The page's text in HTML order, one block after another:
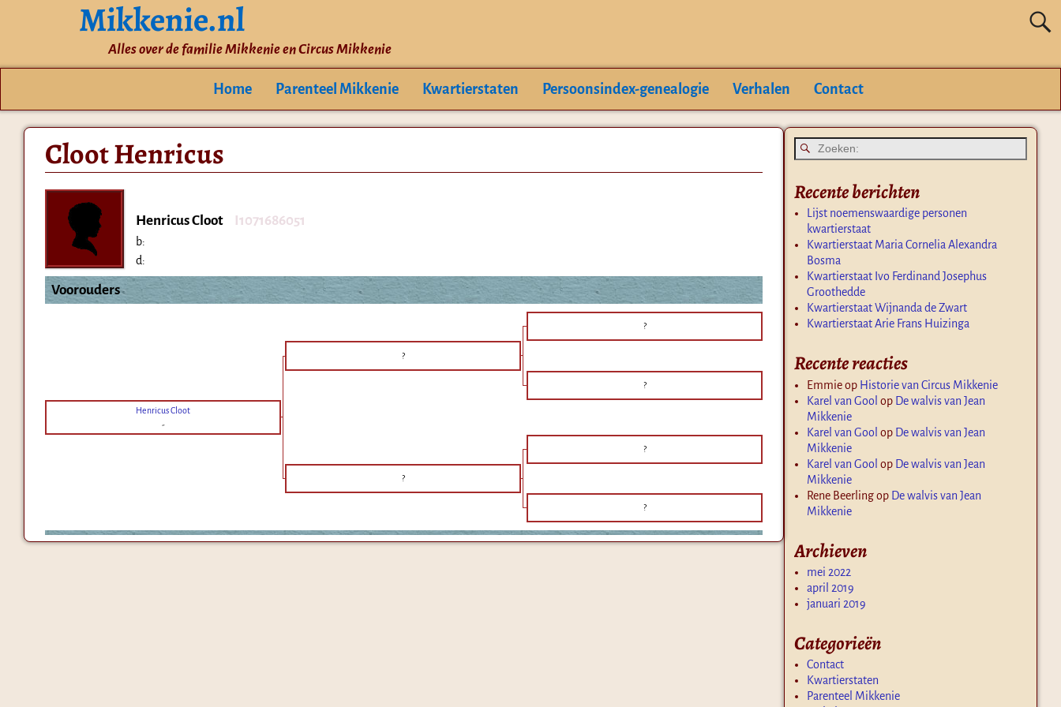
Mikkenie.nl
Alles over de familie Mikkenie en Circus Mikkenie
Home Parenteel Mikkenie Kwartierstaten Persoonsindex-genealogie Verhalen Contact
Cloot Henricus
Henricus Cloot I1071686051
b:
d:
Voorouders
?
?
?
Henricus Cloot
-
?
?
?
Recente berichten
Lijst noemenswaardige personen
kwartierstaat
Kwartierstaat Maria Cornelia Alexandra
Bosma
Kwartierstaat Ivo Ferdinand Josephus
Groothedde
Kwartierstaat Wijnanda de Zwart
Kwartierstaat Arie Frans Huizinga
Recente reacties
Emmieop Historie van Circus Mikkenie
Karel van Gool op De walvis van Jean
Mikkenie
Karel van Gool op De walvis van Jean
Mikkenie
Karel van Gool op De walvis van Jean
Mikkenie
Rene Beerlingop De walvis van Jean
Mikkenie
Archieven
mei 2022
april 2019
januari 2019
Categorieën
Contact
Kwartierstaten
Parenteel Mikkenie